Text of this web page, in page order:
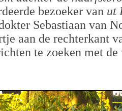
bezoeker van ut
Sebastiaan van
aan de rechterkant
te zoeken met de